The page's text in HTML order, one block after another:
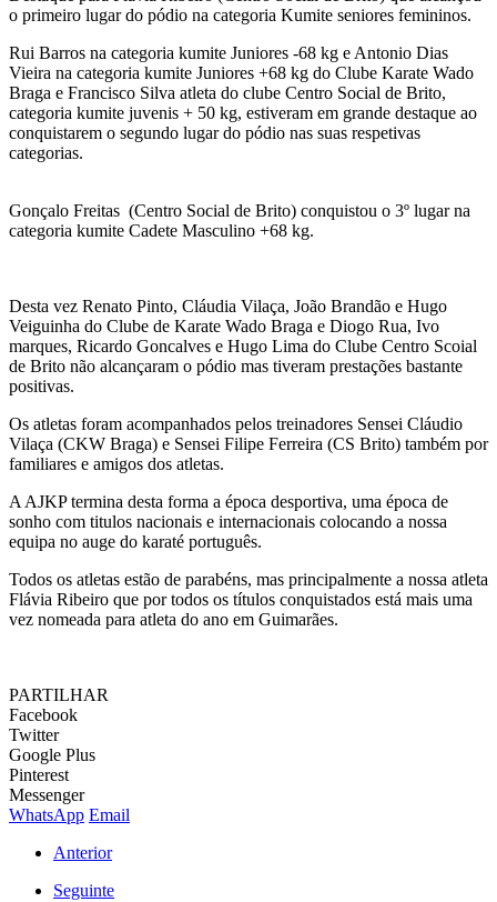
o primeiro lugar do pódio na categoria Kumite seniores femininos.
Rui Barros na categoria kumite Juniores -68 kg e Antonio Dias
Vieira na categoria kumite Juniores +68 kg do Clube Karate Wado
Braga e Francisco Silva atleta do clube Centro Social de Brito,
categoria kumite juvenis + 50 kg, estiveram em grande destaque ao
conquistarem o segundo lugar do pódio nas suas respetivas
categorias.
Gonçalo Freitas (Centro Social de Brito) conquistou o 3º lugar na
categoria kumite Cadete Masculino +68 kg.
Desta vez Renato Pinto, Cláudia Vilaça, João Brandão e Hugo
Veiguinha do Clube de Karate Wado Braga e Diogo Rua, Ivo
marques, Ricardo Goncalves e Hugo Lima do Clube Centro Scoial
de Brito não alcançaram o pódio mas tiveram prestações bastante
positivas.
Os atletas foram acompanhados pelos treinadores Sensei Cláudio
Vilaça (CKW Braga) e Sensei Filipe Ferreira (CS Brito) também por
familiares e amigos dos atletas.
A AJKP termina desta forma a época desportiva, uma época de
sonho com titulos nacionais e internacionais colocando a nossa
equipa no auge do karaté português.
Todos os atletas estão de parabéns, mas principalmente a nossa atleta
Flávia Ribeiro que por todos os títulos conquistados está mais uma
vez nomeada para atleta do ano em Guimarães.
PARTILHAR
Facebook
Twitter
Google Plus
Pinterest
Messenger
WhatsApp Email
Anterior
Seguinte